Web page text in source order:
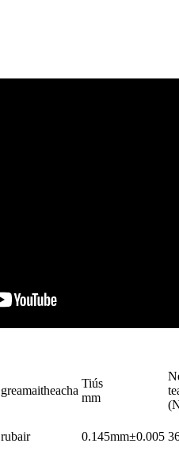
greamaitheacha
Tiús
mm
rubair 0.145mm±0.005